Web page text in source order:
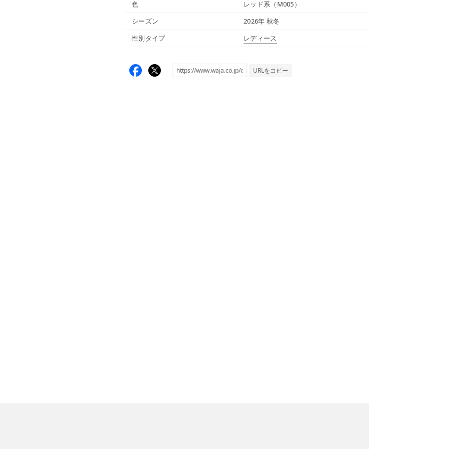
色
レッド系（M005）
シーズン
2026年 秋冬
性別タイプ
レディース
URLをコピー